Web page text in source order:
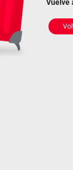
Vuelve